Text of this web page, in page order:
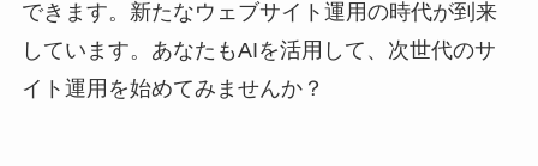
できます。新たなウェブサイト運用の時代が到来
しています。あなたもAIを活用して、次世代のサ
イト運用を始めてみませんか？